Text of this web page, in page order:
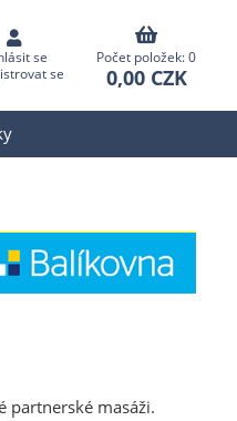
se
se
Počet položek: 0
0,00 CZK
partnerské masáži.